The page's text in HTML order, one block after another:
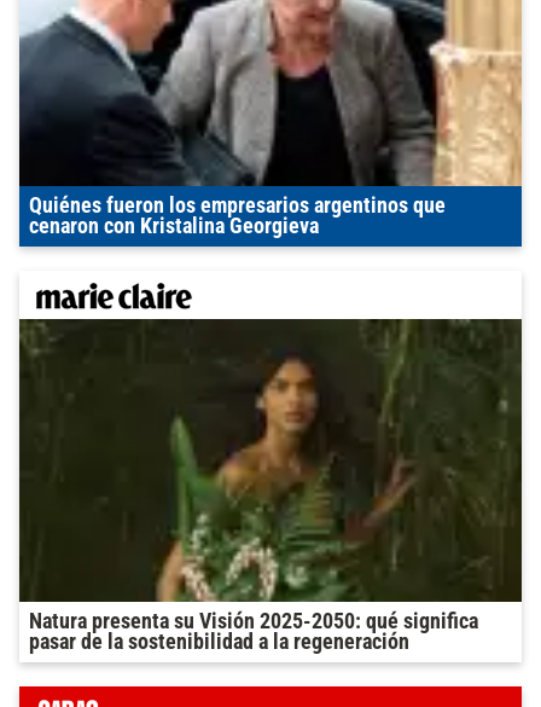
Quiénes fueron los empresarios argentinos que
cenaron con Kristalina Georgieva
Natura presenta su Visión 2025-2050: qué significa
pasar de la sostenibilidad a la regeneración